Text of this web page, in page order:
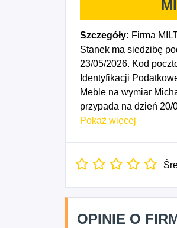
Szczegóły: Firma
Stanek ma siedzibę
23/05/2026. Kod
Identyfikacji
Meble na wymiar
przypada na dzień 20/
4333Z -
Pokaż więcej
OPINIE O